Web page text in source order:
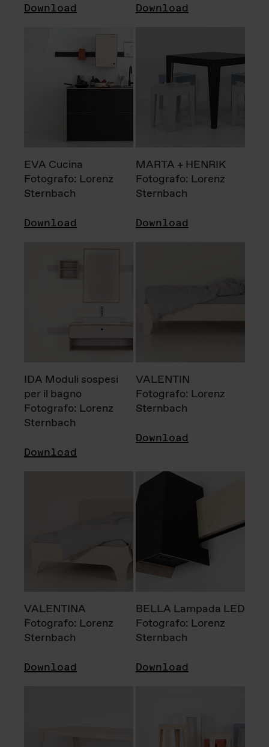
Download Download
EVA Cucina
Fotografo: Lorenz
Sternbach
Download
MARTA + HENRIK
Fotografo: Lorenz
Sternbach
Download
IDA Moduli sospesi
per il bagno
Fotografo: Lorenz
Sternbach
Download
VALENTIN
Fotografo: Lorenz
Sternbach
Download
VALENTINA
Fotografo: Lorenz
Sternbach
Download
BELLA Lampada LED
Fotografo: Lorenz
Sternbach
Download